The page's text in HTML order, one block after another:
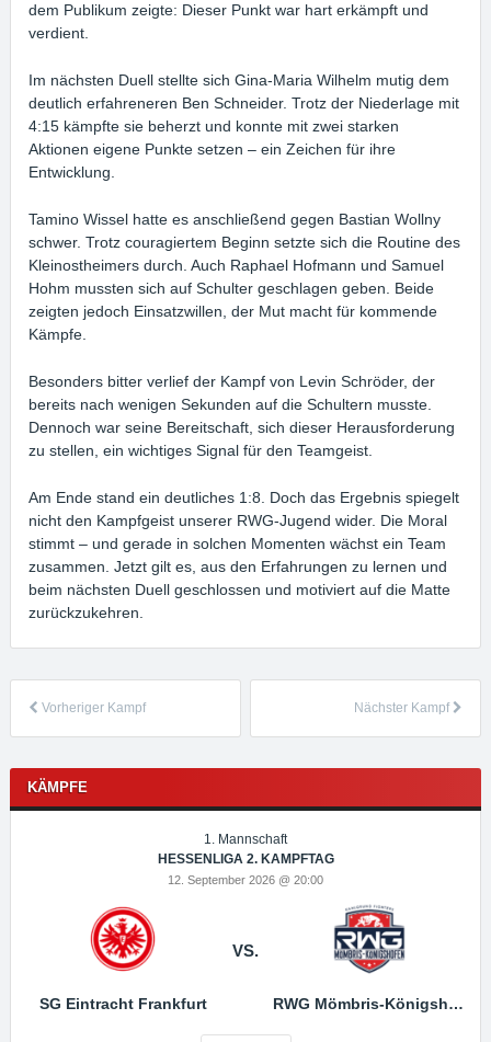
dem Publikum zeigte: Dieser Punkt war hart erkämpft und
verdient.
Im nächsten Duell stellte sich Gina-Maria Wilhelm mutig dem
deutlich erfahreneren Ben Schneider. Trotz der Niederlage mit
4:15 kämpfte sie beherzt und konnte mit zwei starken
Aktionen eigene Punkte setzen – ein Zeichen für ihre
Entwicklung.
Tamino Wissel hatte es anschließend gegen Bastian Wollny
schwer. Trotz couragiertem Beginn setzte sich die Routine des
Kleinostheimers durch. Auch Raphael Hofmann und Samuel
Hohm mussten sich auf Schulter geschlagen geben. Beide
zeigten jedoch Einsatzwillen, der Mut macht für kommende
Kämpfe.
Besonders bitter verlief der Kampf von Levin Schröder, der
bereits nach wenigen Sekunden auf die Schultern musste.
Dennoch war seine Bereitschaft, sich dieser Herausforderung
zu stellen, ein wichtiges Signal für den Teamgeist.
Am Ende stand ein deutliches 1:8. Doch das Ergebnis spiegelt
nicht den Kampfgeist unserer RWG-Jugend wider. Die Moral
stimmt – und gerade in solchen Momenten wächst ein Team
zusammen. Jetzt gilt es, aus den Erfahrungen zu lernen und
beim nächsten Duell geschlossen und motiviert auf die Matte
zurückzukehren.
Vorheriger Kampf Nächster Kampf
KÄMPFE
1. Mannschaft
HESSENLIGA 2. KAMPFTAG
12. September 2026 @ 20:00
SG Eintracht Frankfurt
VS.
RWG Mömbris-Königshofen